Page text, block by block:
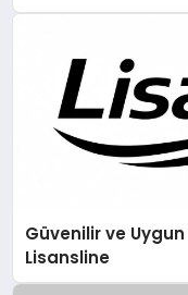
Güvenilir ve Uygun
Lisansline